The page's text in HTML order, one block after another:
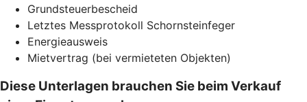
Grundsteuerbescheid
Letztes Messprotokoll Schornsteinfeger
Energieausweis
Mietvertrag (bei vermieteten Objekten)
Diese Unterlagen brauchen Sie beim Verkauf